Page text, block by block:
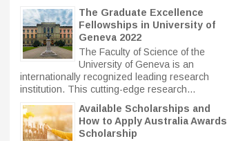
The Graduate Excellence
Fellowships in University of
Geneva 2022
The Faculty of Science of the
University of Geneva is an
internationally recognized leading research
institution. This cutting-edge research...
Available Scholarships and
How to Apply Australia Awards
Scholarship